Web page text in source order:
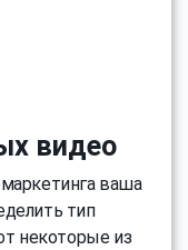
видео
ваша
тип
некоторые из